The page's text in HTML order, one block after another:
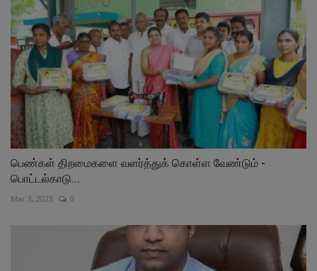
பெண்கள் திறமைகளை வளர்த்துக் கொள்ள வேண்டும் -
பொட்டல்காடு...
Mar 3, 2023 0